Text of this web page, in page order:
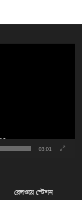
03:01
রেলওয়ে স্টেশন